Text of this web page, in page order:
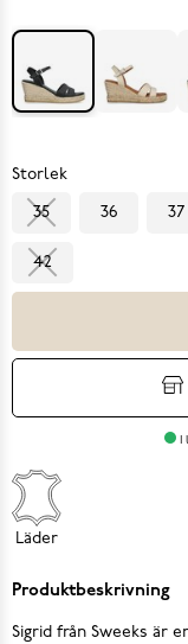
Storlek
35 36 37
42
Läder
Produktbeskrivning
Sigrid från Sweeks är